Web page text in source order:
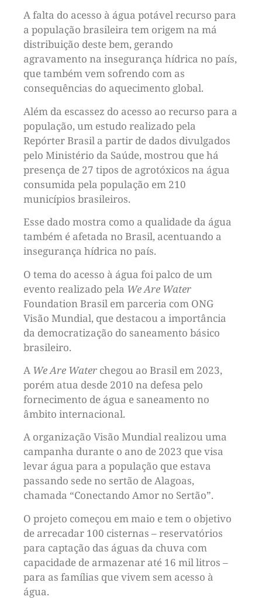
A falta do acesso à água potável recurso para
a população brasileira tem origem na má
distribuição deste bem, gerando
agravamento na insegurança hídrica no país,
que também vem sofrendo com as
consequências do aquecimento global.
Além da escassez do acesso ao recurso para a
população, um estudo realizado pela
Repórter Brasil a partir de dados divulgados
pelo Ministério da Saúde, mostrou que há
presença de 27 tipos de agrotóxicos na água
consumida pela população em 210
municípios brasileiros.
Esse dado mostra como a qualidade da água
também é afetada no Brasil, acentuando a
insegurança hídrica no país.
O tema do acesso à água foi palco de um
evento realizado pela We Are Water
Foundation Brasil em parceria com ONG
Visão Mundial, que destacou a importância
da democratização do saneamento básico
brasileiro.
A We Are Water chegou ao Brasil em 2023,
porém atua desde 2010 na defesa pelo
fornecimento de água e saneamento no
âmbito internacional.
A organização Visão Mundial realizou uma
campanha durante o ano de 2023 que visa
levar água para a população que estava
passando sede no sertão de Alagoas,
chamada “Conectando Amor no Sertão”.
O projeto começou em maio e tem o objetivo
de arrecadar 100 cisternas – reservatórios
para captação das águas da chuva com
capacidade de armazenar até 16 mil litros –
para as famílias que vivem sem acesso à
água.